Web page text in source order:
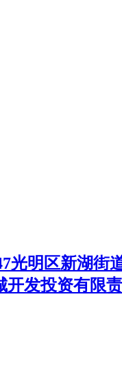
光明区新湖街
发投资有限